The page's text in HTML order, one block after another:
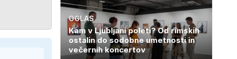
OGLAS
Kam v Ljubljani poleti? Od rimskih
ostalin do sodobne umetnosti in
večernih koncertov